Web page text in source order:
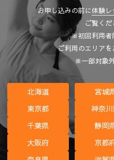
お申し込みの前に体験
ご覧くだ
※初回利用者
ご利用のエリア
※一部対象
北海道 宮城
東京都
神奈
千葉県
静岡
大阪府
京都